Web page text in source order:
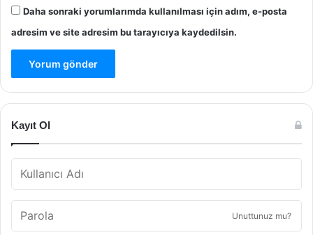
Daha sonraki yorumlarımda kullanılması için adım, e-posta
adresim ve site adresim bu tarayıcıya kaydedilsin.
Kayıt Ol
Unuttunuz mu?